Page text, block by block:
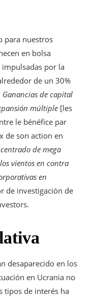
para nuestros
en bolsa
impulsadas por la
de un 30%
Ganancias de capital
múltiple [les
le bénéfice par
de son action en
de mega
vientos en contra
en
de investigación de
desaparecido en los
en Ucrania no
tipos de interés ha